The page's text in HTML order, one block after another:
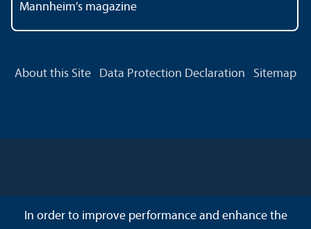
Mannheim's magazine
About this Site Data Protection Declaration Sitemap
In order to improve performance and enhance the